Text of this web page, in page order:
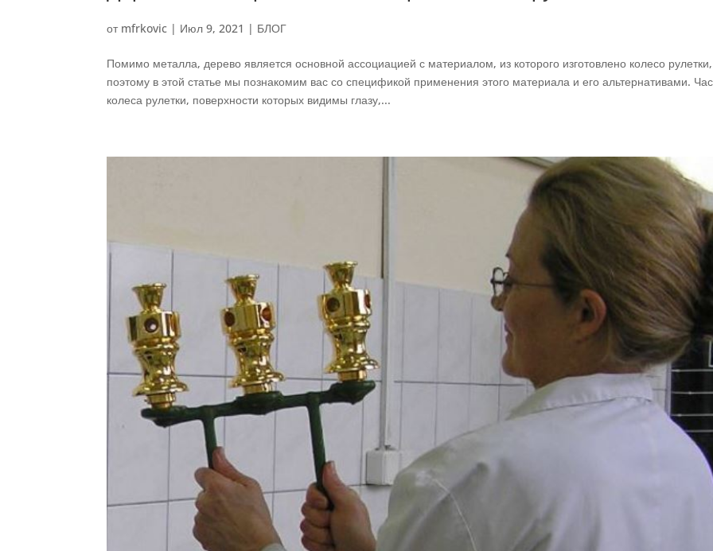
от mfrkovic | Июл 9, 2021 | БЛОГ
Помимо металла, дерево является основной ассоциацией с материалом, из которого изготовлено колесо рулетки,
поэтому в этой статье мы познакомим вас со спецификой применения этого материала и его альтернативами.
колеса рулетки, поверхности которых видимы глазу,...